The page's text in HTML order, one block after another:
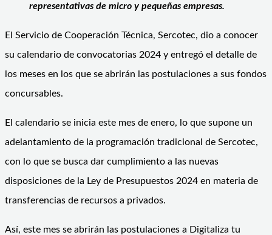
representativas de micro y pequeñas empresas.
El Servicio de Cooperación Técnica, Sercotec, dio a conocer
su calendario de convocatorias 2024 y entregó el detalle de
los meses en los que se abrirán las postulaciones a sus fondos
concursables.
El calendario se inicia este mes de enero, lo que supone un
adelantamiento de la programación tradicional de Sercotec,
con lo que se busca dar cumplimiento a las nuevas
disposiciones de la Ley de Presupuestos 2024 en materia de
transferencias de recursos a privados.
Así, este mes se abrirán las postulaciones a Digitaliza tu